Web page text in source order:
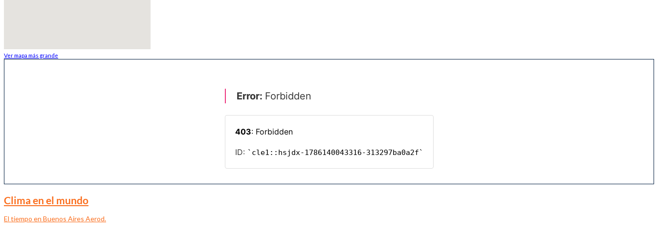
Ver mapa más grande
Clima en el mundo
El tiempo en Buenos Aires Aerod.